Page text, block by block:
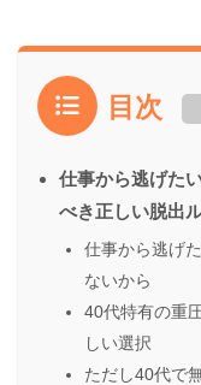
目次
仕事から逃げた
べき正しい脱出
仕事から逃げ
ないから
40代特有の重
しい選択
ただし40代で